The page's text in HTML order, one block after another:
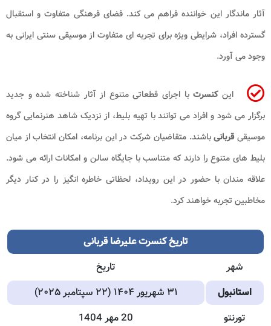
آثار ماندگار این خواننده فراهم می کند. فضای فرهنگی متفاوت و استقبال
گسترده افراد، شرایطی ویژه برای تجربه ای متفاوت از موسیقی سنتی ایرانی به
وجود می آورد.
اینکنسرتبا اجرای قطعاتی متنوع از آثار شناخته شده و جدید
برگزار می شود و افراد می توانند با تهیه بلیط، از نزدیک شاهد هنرنمایی گروه
موسیقیقربانیباشند. متقاضیان شرکت در این برنامه، امکان انتخاب از میان
بلیط های متنوع را دارند که متناسب با جایگاه سالن و امکانات ارائه می شود.
علاقه مندان با حضور در این رویداد، لحظاتی خاطره انگیز را در کنار دیگر
مخاطبین تجربه خواهند کرد.
تاریخکنسرت علیرضا قربانی
شهر
تاریخ
استانبول
۳۱ شهریور ۱۴۰۴ (۲۲ سپتامبر ۲۰۲۵)
تورنتو
20 مهر 1404